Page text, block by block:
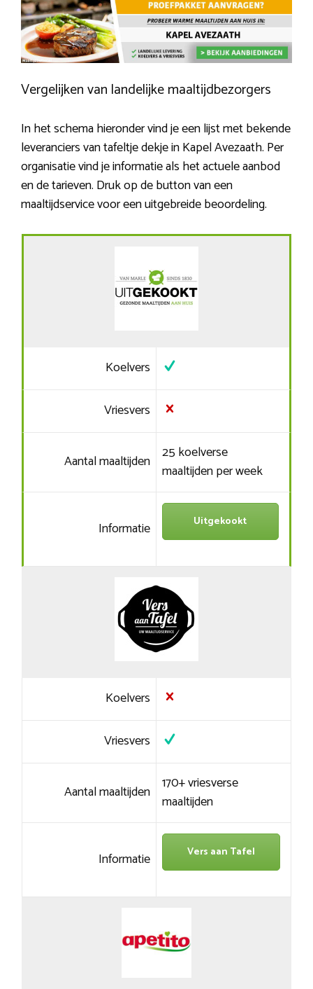
Vergelijken van landelijke maaltijdbezorgers
In het schema hieronder vind je een lijst met bekende
leveranciers van tafeltje dekje in Kapel Avezaath. Per
organisatie vind je informatie als het actuele aanbod
en de tarieven. Druk op de button van een
maaltijdservice voor een uitgebreide beoordeling.
Koelvers
Vriesvers
Aantal maaltijden 25 koelverse
maaltijden per week
Informatie Uitgekookt
Koelvers
Vriesvers
Aantal maaltijden 170+ vriesverse
maaltijden
Informatie Vers aan Tafel